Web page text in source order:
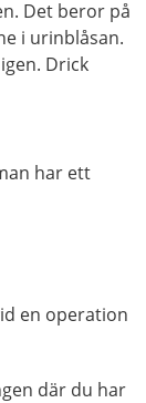
Det beror på
i urinblåsan.
Drick
har ett
en operation
där du har